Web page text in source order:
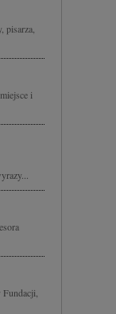
pisarza,
i